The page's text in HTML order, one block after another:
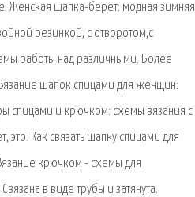
Женская шапка-берет: модная зимняя
резинкой, с отворотом,с
работы над различными. Более
шапок спицами для женщин:
спицами и крючком: схемы вязания с
это. Как связать шапку спицами для
крючком - схемы для
в виде трубы и затянута.